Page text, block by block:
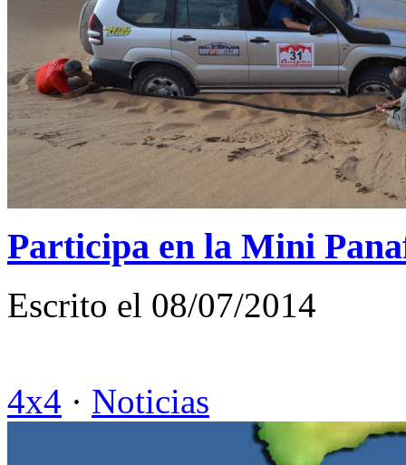
Participa en la Mini
Escrito el 08/07/2014
4x4 · Noticias